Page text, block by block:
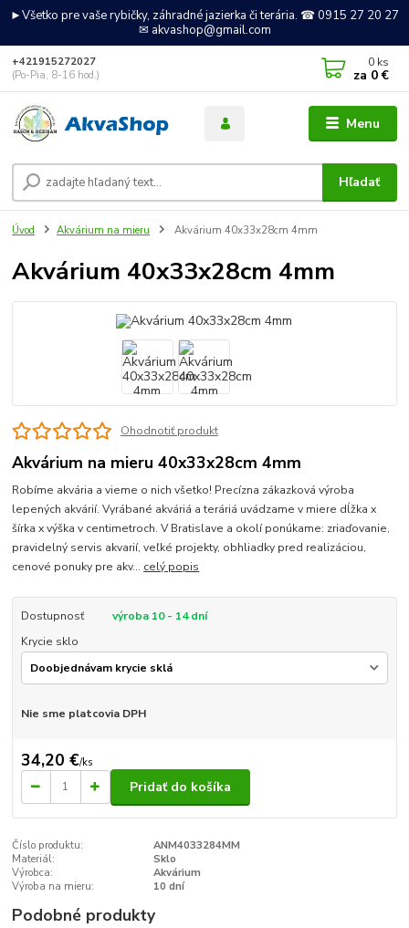
►Všetko pre vaše rybičky, záhradné jazierka či terária. ☎ 0915 27 20 27
✉ akvashop@gmail.com
Menu
Hľadať
+421915272027
(Po-Pia, 8-16 hod.)
0 ks
za 0 €
Úvod Akvárium na mieru Akvárium 40x33x28cm 4mm
Akvárium 40x33x28cm 4mm
Ohodnotiť produkt
Akvárium na mieru 40x33x28cm 4mm
Robíme akvária a vieme o nich všetko! Precízna zákazková výroba
lepených akvárií. Vyrábané akváriá a teráriá uvádzame v miere dĺžka x
šírka x výška v centimetroch. V Bratislave a okolí ponúkame: zriaďovanie,
pravidelný servis akvarií, veľké projekty, obhliadky pred realizáciou,
cenové ponuky pre akv... celý popis
Dostupnosť
výroba 10 - 14 dní
Krycie sklo
Nie sme platcovia DPH
34,20 €/ks
Pridať do košíka
Číslo produktu:
ANM4033284MM
Materiál:
Sklo
Výrobca:
Akvárium
Výroba na mieru:
10 dní
Podobné produkty